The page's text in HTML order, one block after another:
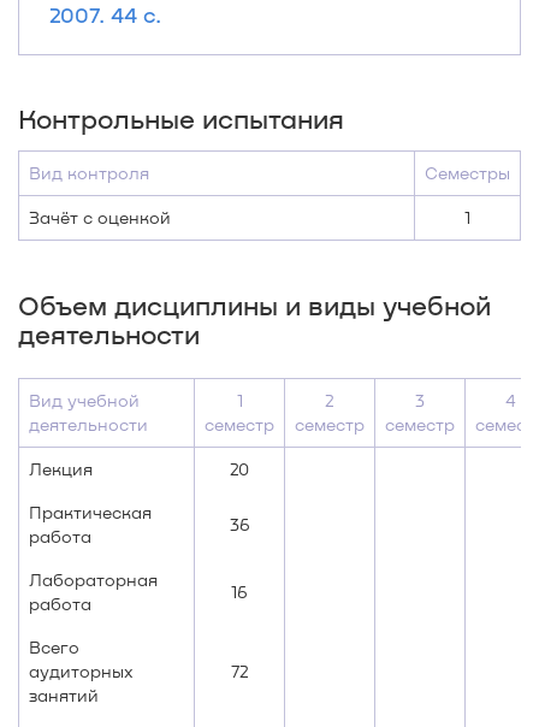
2007. 44 с.
Контрольные испытания
Вид контроля Семестры
Зачёт с оценкой 1
Объем дисциплины и виды учебной
деятельности
Вид учебной
деятельности
1
семестр
2
семестр
3
семестр
4
Лекция 20
Практическая
работа
36
Лабораторная
работа
16
Всего
аудиторных
занятий
72